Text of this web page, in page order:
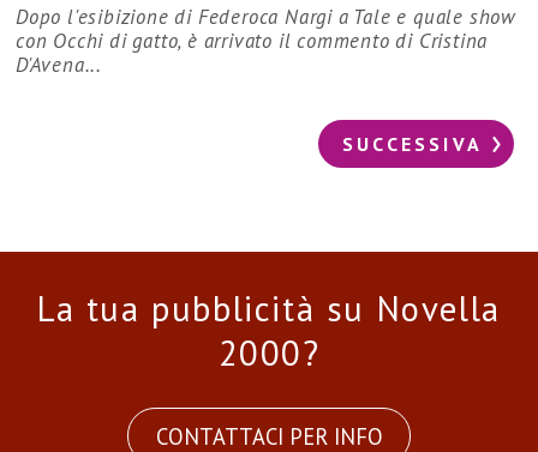
Dopo l'esibizione di Federoca Nargi a Tale e quale show
con Occhi di gatto, è arrivato il commento di Cristina
D'Avena...
SUCCESSIVA
La tua pubblicità su Novella
2000?
CONTATTACI PER INFO